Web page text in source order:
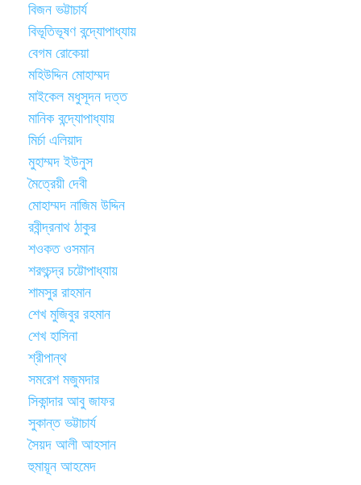
বিজন ভট্টাচার্য
বিভূতিভূষণ বন্দ্যোপাধ্যায়
বেগম রোকেয়া
মহিউদ্দিন মোহাম্মদ
মাইকেল মধুসূদন দত্ত
মানিক বন্দ্যোপাধ্যায়
মির্চা এলিয়াদ
মুহাম্মদ ইউনুস
মৈত্রেয়ী দেবী
মোহাম্মদ নাজিম উদ্দিন
রবীন্দ্রনাথ ঠাকুর
শওকত ওসমান
শরৎচন্দ্র চট্টোপাধ্যায়
শামসুর রাহমান
শেখ মুজিবুর রহমান
শেখ হাসিনা
শ্রীপান্থ
সমরেশ মজুমদার
সিকান্দার আবু জাফর
সুকান্ত ভট্টাচার্য
সৈয়দ আলী আহসান
হুমায়ূন আহমেদ